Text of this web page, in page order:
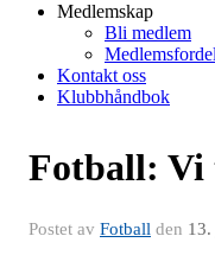
Medlemskap
Bli medlem
Kontakt oss
Klubbhåndbok
Fotball: Vi
Postet av Fotball den